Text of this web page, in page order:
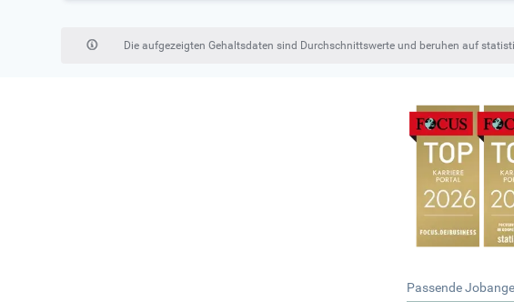
Die aufgezeigten Gehaltsdaten sind Durchschnittswerte und beruhen auf
Passende